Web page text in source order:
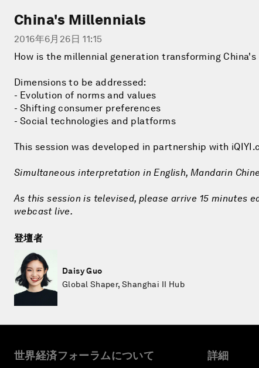
China's Millennials
2016年6月26日 11:15
How is the millennial generation transforming
Dimensions to be addressed:
- Evolution of norms and values
- Shifting consumer preferences
- Social technologies and platforms
This session was developed in partnership with
Simultaneous interpretation in English, Mandarin
As this session is televised, please arrive 15 minutes
webcast live.
登壇者
Daisy Guo
Global Shaper, Shanghai II Hub
世界経済フォーラムについて 詳細